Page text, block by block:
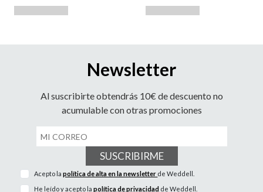
Newsletter
Al suscribirte obtendrás 10€ de descuento no
acumulable con otras promociones
SUSCRIBIRME
Acepto lapolítica de alta en la newsletter de Weddell.
He leído y acepto lapolítica de privacidad de Weddell.